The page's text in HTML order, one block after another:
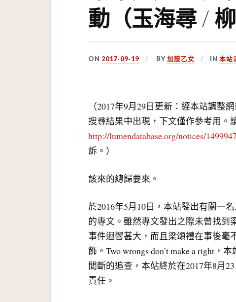
動（玉海尋 / 柳
ON 2017-09-19 BY加藤乙女 IN本站
（2017年9月29日更新：經本站調整
搜尋結果中出現，下文僅作參考用。
http://lumendatabase.org/notices/
訴。）
該來的總歸要來。
於2016年5月10日，本站發出有關一
的專文。雖然專文發出之際未曾找到
事件迴響甚大，而且梁頌禮在事後毫
飾。Two wrongs don’t make a right
間斷的追查，本站終於在2017年8月
責任。